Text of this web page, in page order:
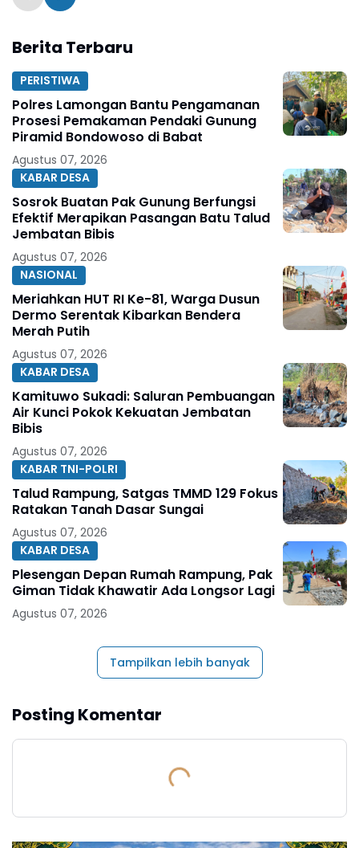
Berita Terbaru
PERISTIWA
Polres Lamongan Bantu Pengamanan
Prosesi Pemakaman Pendaki Gunung
Piramid Bondowoso di Babat
Agustus 07, 2026
KABAR DESA
Sosrok Buatan Pak Gunung Berfungsi
Efektif Merapikan Pasangan Batu Talud
Jembatan Bibis
Agustus 07, 2026
NASIONAL
Meriahkan HUT RI Ke-81, Warga Dusun
Dermo Serentak Kibarkan Bendera
Merah Putih
Agustus 07, 2026
KABAR DESA
Kamituwo Sukadi: Saluran Pembuangan
Air Kunci Pokok Kekuatan Jembatan
Bibis
Agustus 07, 2026
KABAR TNI-POLRI
Talud Rampung, Satgas TMMD 129 Fokus
Ratakan Tanah Dasar Sungai
Agustus 07, 2026
KABAR DESA
Plesengan Depan Rumah Rampung, Pak
Giman Tidak Khawatir Ada Longsor Lagi
Agustus 07, 2026
Tampilkan lebih banyak
Posting Komentar